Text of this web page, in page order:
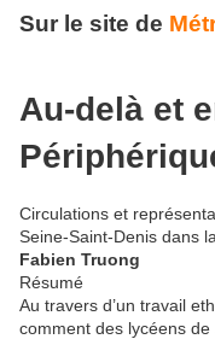
Sur le site de
Au-delà et
Circulations et
Seine-Saint-Denis dans
Fabien Truong
Résumé
Au travers d’un travail
comment des lycéens